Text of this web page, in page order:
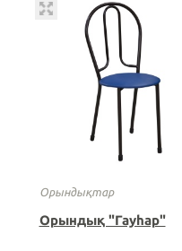
Орындықтар
Орындық "Гауһар"